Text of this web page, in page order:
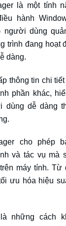
là một tính
hành
người dùng
trình đang hoạt
dàng.
thông tin chi
phần khác,
dùng dễ dàng
cho phép
và tác vụ mà
máy tính. Từ
ưu hóa hiệu
những cách